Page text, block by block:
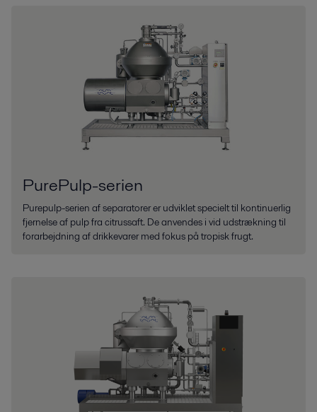
PurePulp-serien
Purepulp-serien af separatorer er udviklet specielt til kontinuerlig
fjernelse af pulp fra citrussaft. De anvendes i vid udstrækning til
forarbejdning af drikkevarer med fokus på tropisk frugt.